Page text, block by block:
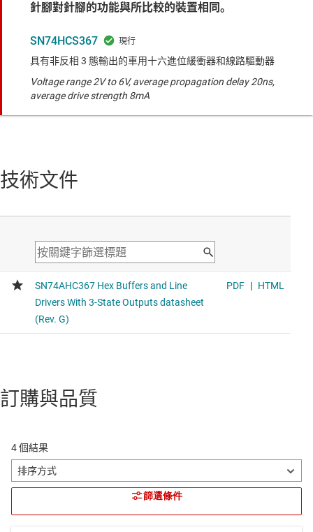
針腳對針腳的功能與所比較的裝置相同。
SN74HCS367
具有非反相 3 態輸出的車用十六進位緩衝器和線路驅動器
Voltage range 2V to 6V, average propagation delay 20ns,
average drive strength 8mA
技術文件
訂購與品質